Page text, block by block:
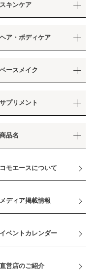
スキンケア
ヘア・ボディケア
ベースメイク
サプリメント
商品名
コモエースについて
メディア掲載情報
イベントカレンダー
直営店のご紹介